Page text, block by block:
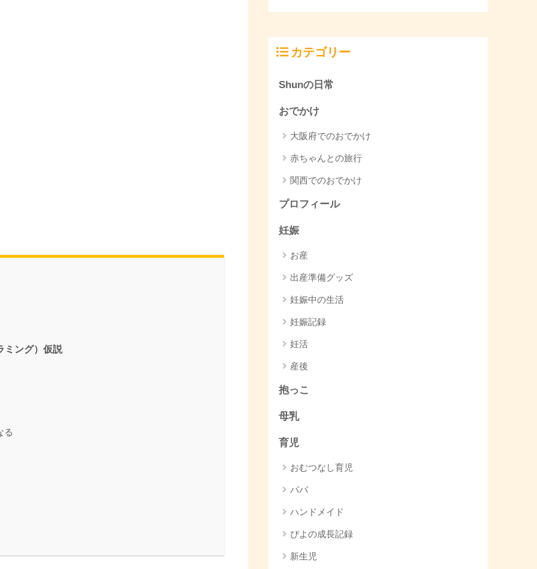
ミング）仮説
る
カテゴリー
Shunの日常
おでかけ
大阪府でのおでかけ
赤ちゃんとの旅行
関西でのおでかけ
プロフィール
妊娠
お産
出産準備グッズ
妊娠中の生活
妊娠記録
妊活
産後
抱っこ
母乳
育児
おむつなし育児
パパ
ハンドメイド
ぴよの成長記録
新生児